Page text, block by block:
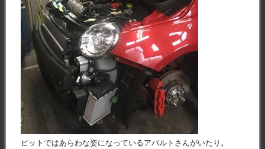
ピットではあらわな姿になっているアバルトさんがいたり。